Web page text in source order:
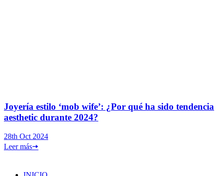
Joyería estilo ‘mob wife’: ¿Por qué ha sido tendencia
aesthetic durante 2024?
28th Oct 2024
Leer más🠦